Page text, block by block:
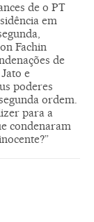
de o PT
em
Fachin
de
e
poderes
ordem.
para a
condenaram